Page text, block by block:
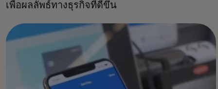
เพื่อผลลัพธ์ทางธุรกิจที่ดีขึ้น